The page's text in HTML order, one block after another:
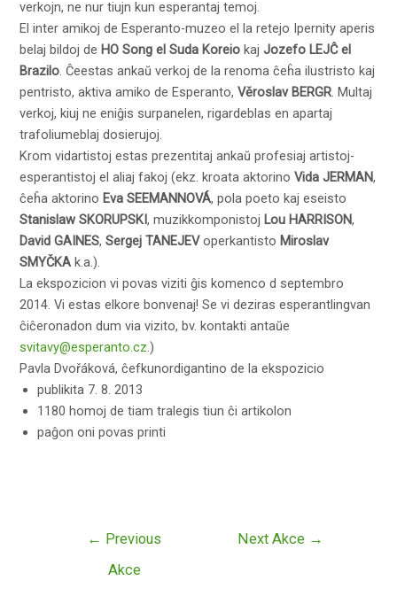
verkojn, ne nur tiujn kun esperantaj temoj.
El inter amikoj de Esperanto-muzeo el la retejo Ipernity aperis
belaj bildoj de HO Song el Suda Koreio kajJozefo LEJĈ el
Brazilo. Ĉeestas ankaŭ verkoj de la renoma ĉeĥa ilustristo kaj
pentristo, aktiva amiko de Esperanto,Věroslav BERGR. Multaj
verkoj, kiuj ne eniĝis surpanelen, rigardeblas en apartaj
trafoliumeblaj dosierujoj.
Krom vidartistoj estas prezentitaj ankaŭ profesiaj artistoj-
esperantistoj el aliaj fakoj (ekz. kroata aktorinoVida JERMAN,
ĉeĥa aktorino Eva SEEMANNOVÁ, pola poeto kaj eseisto
Stanislaw SKORUPSKI, muzikkomponistoj Lou HARRISON,
David GAINES,Sergej TANEJEVoperkantisto Miroslav
SMYČKAk.a.).
La ekspozicion vi povas viziti ĝis komenco d septembro
2014. Vi estas elkore bonvenaj! Se vi deziras esperantlingvan
ĉiĉeronadon dum via vizito, bv. kontakti antaŭe
svitavy@esperanto.cz.)
Pavla Dvořáková, ĉefkunordigantino de la ekspozicio
publikita 7. 8. 2013
1180 homoj de tiam tralegis tiun ĉi artikolon
paĝon oni povas printi
← Previous
Akce
Next Akce →